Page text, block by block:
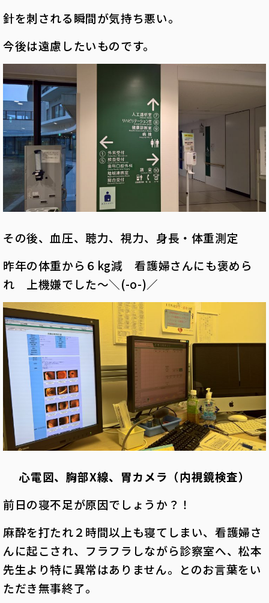
針を刺される瞬間が気持ち悪い。
今後は遠慮したいものです。
その後、血圧、聴力、視力、身長・体重測定
昨年の体重から６kg減 看護婦さんにも褒めら
れ 上機嫌でした～＼(-o-)／
心電図、胸部X線、胃カメラ（内視鏡検査）
前日の寝不足が原因でしょうか？！
麻酔を打たれ２時間以上も寝てしまい、 看護婦さ
んに起こされ、フラフラしながら診察室へ、松本
先生より特に異常はありません。とのお言葉をい
ただき無事終了。